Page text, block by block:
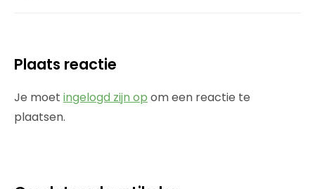
Plaats reactie
Je moet ingelogd zijn op om een reactie te
plaatsen.